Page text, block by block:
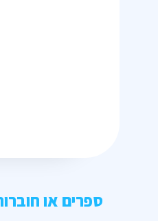
ספרים או